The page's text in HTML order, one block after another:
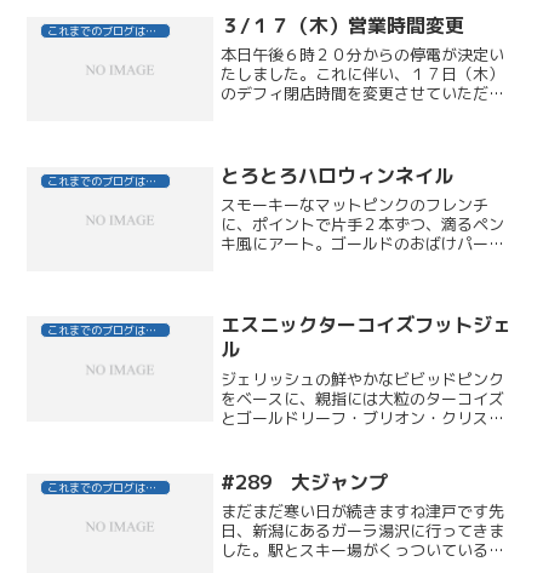
これまでのブログはこちら ３/１７（木）営業時間変更
本日午後６時２０分からの停電が決定い
たしました。これに伴い、１７日（木）
のデフィ閉店時間を変更させていただき
ろしくお願いいたします。...
これまでのブログはこちら とろとろハロウィンネイル
スモーキーなマットピンクのフレンチ
に、ポイントで片手２本ずつ、滴るペン
キ風にアート。ゴールドのおばけパーツ
これまでのブログはこちら
エスニックターコイズフットジェ
ル
ジェリッシュの鮮やかなビビッドピンク
をベースに、親指には大粒のターコイズ
とゴールドリーフ・ブリオン・クリスタ
足元を綺麗に見せてくれるカラーです。
ピンクとターコイズの組み...
これまでのブログはこちら #289 大ジャンプ
まだまだ寒い日が続きますね津戸です先
日、新潟にあるガーラ湯沢に行ってきま
した。駅とスキー場がくっついていると